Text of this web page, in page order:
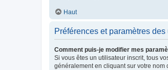
Haut
Préférences et paramètres
Comment puis-je modifier mes
Si vous êtes un utilisateur inscrit, tous
généralement en cliquant sur votre nom